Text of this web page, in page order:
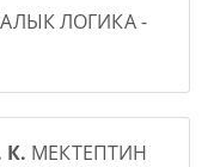
ЛОГИКА -
К. МЕКТЕПТИН